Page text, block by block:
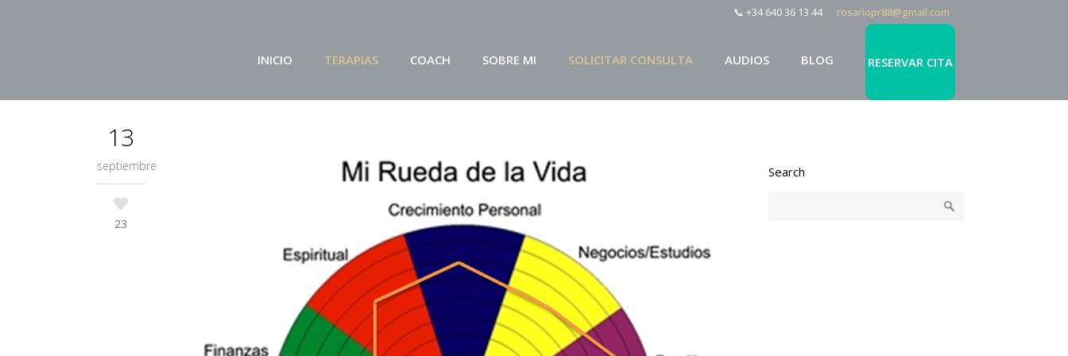
📞 +34 640 36 13 44 rosariopr88@gmail.com
INICIO TERAPIAS COACH SOBRE MI SOLICITAR CONSULTA AUDIOS BLOG RESERVAR CITA
13
septiembre
23
Search